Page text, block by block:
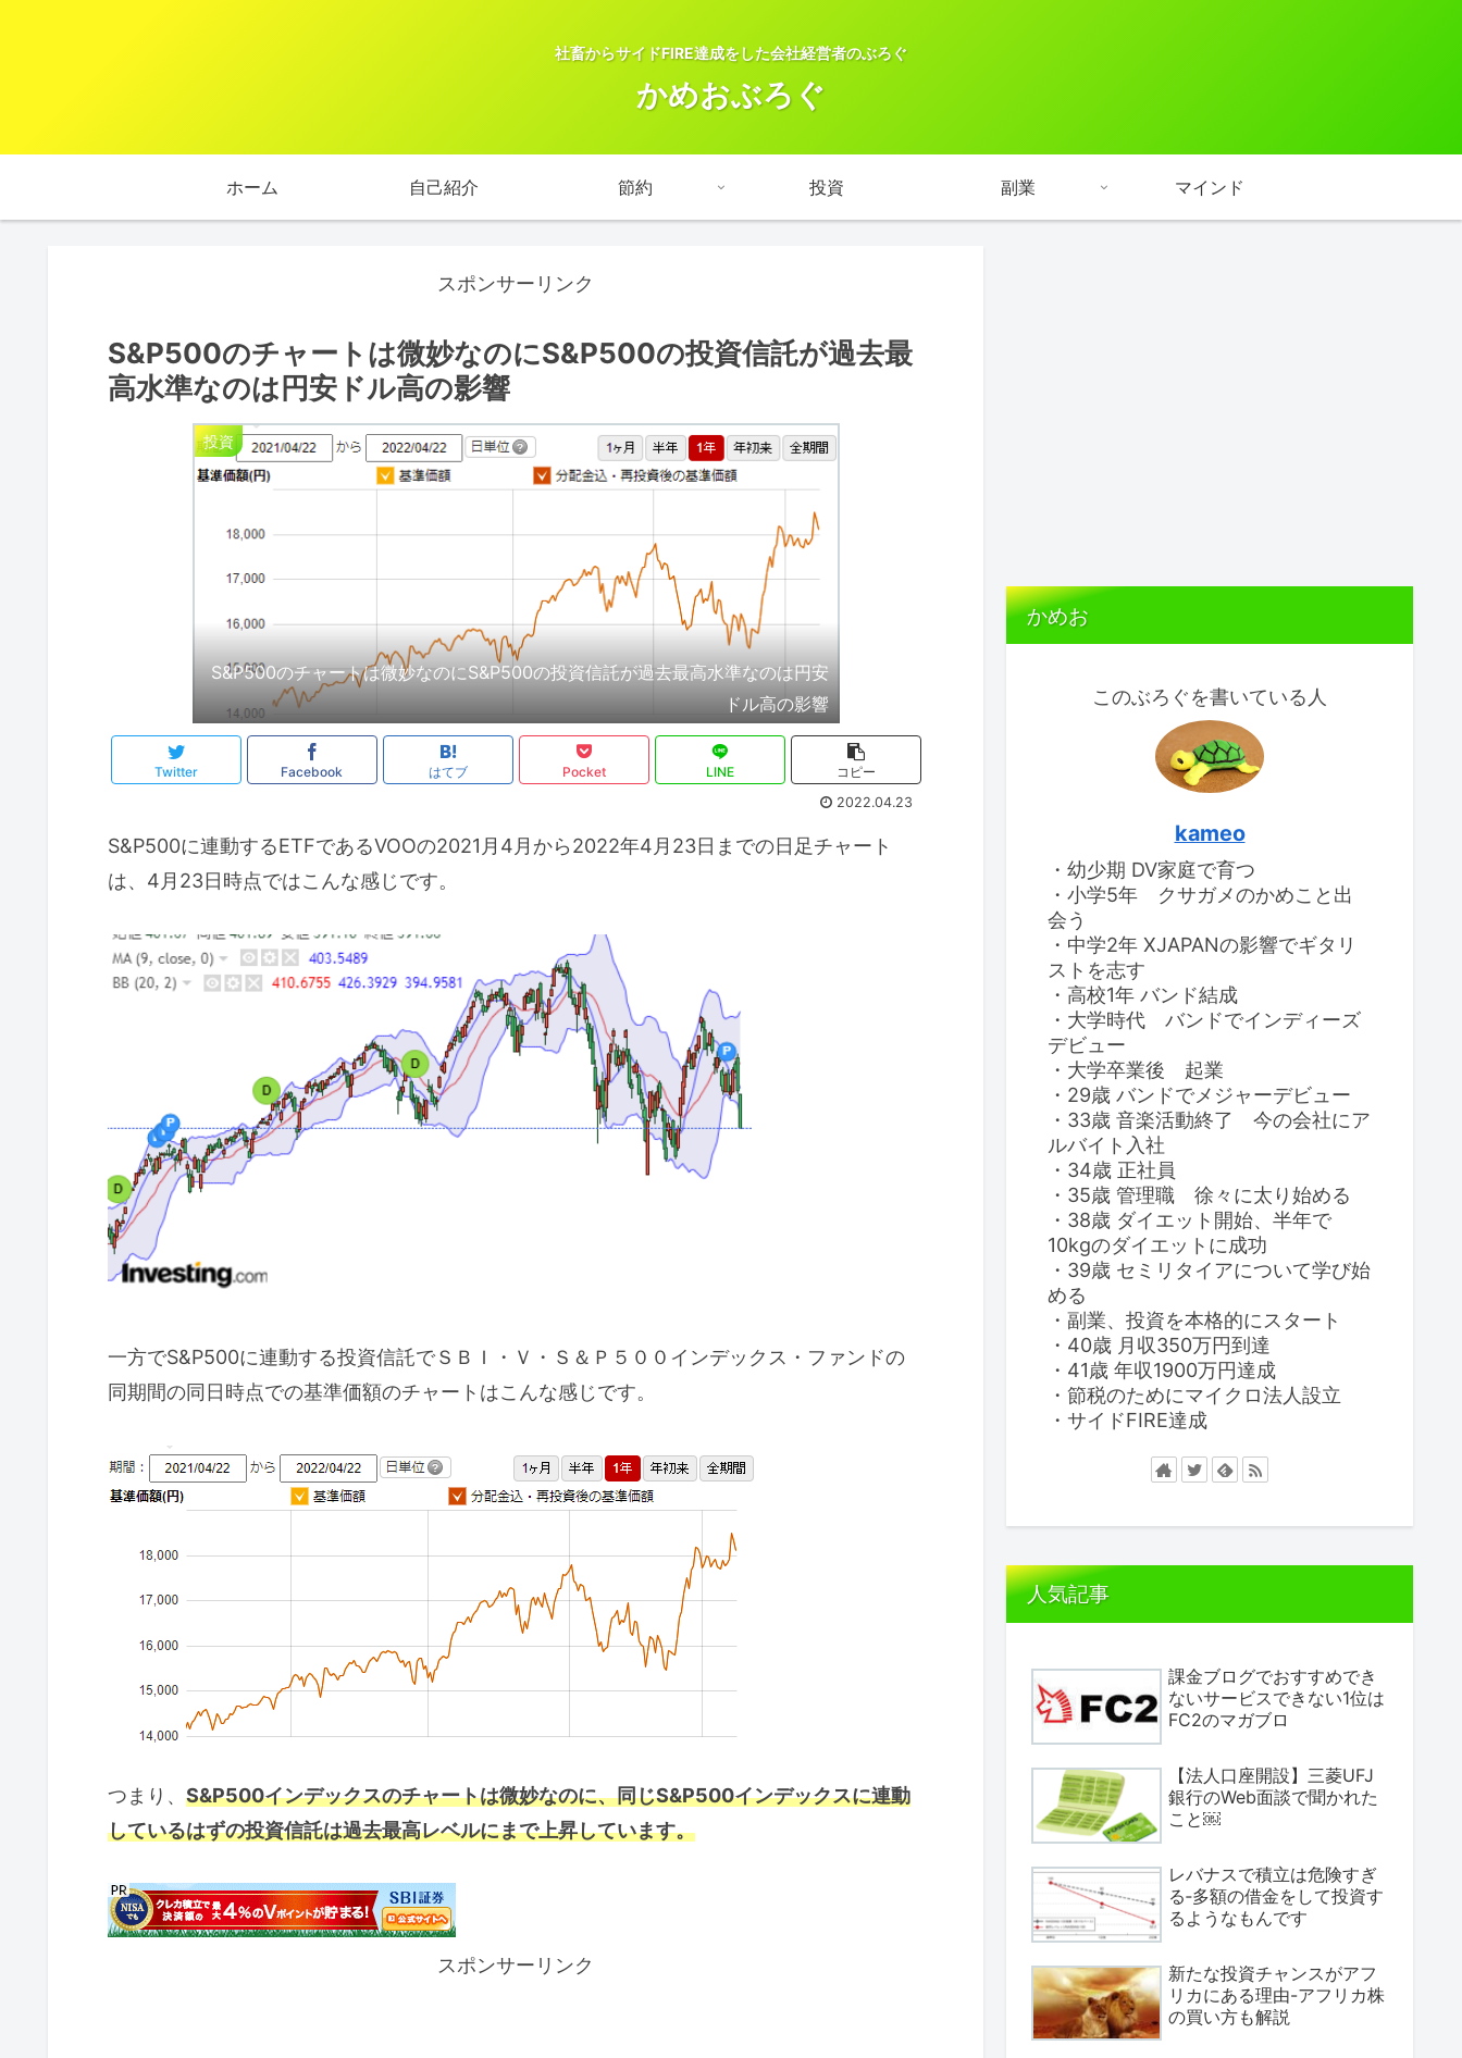
社畜からサイドFIRE達成をした会社経営者のぶろぐ
かめおぶろぐ
ホーム 自己紹介 節約 投資 副業 マインド
スポンサーリンク
S&P500のチャートは微妙なのにS&P500の投資信託が過去最
高水準なのは円安ドル高の影響
投資
S&P500のチャートは微妙なのにS&P500の投資信託が過去最高水準なのは円安
ドル高の影響
Twitter Facebook はてブ Pocket LINE
コピー
2022.04.23
S&P500に連動するETFであるVOOの2021月4月から2022年4月23日までの日足チャート
は、4月23日時点ではこんな感じです。
一方でS&P500に連動する投資信託でＳＢＩ・Ｖ・Ｓ＆Ｐ５００インデックス・ファンドの
同期間の同日時点での基準価額のチャートはこんな感じです。
つまり、 S&P500インデックスのチャートは微妙なのに、同じS&P500インデックスに連動
しているはずの投資信託は過去最高レベルにまで上昇しています。
スポンサーリンク
かめお
このぶろぐを書いている人
kameo
・幼少期 DV家庭で育つ
・小学5年 クサガメのかめこと出
会う
・中学2年 XJAPANの影響でギタリ
ストを志す
・高校1年 バンド結成
・大学時代 バンドでインディーズ
デビュー
・大学卒業後 起業
・29歳 バンドでメジャーデビュー
・33歳 音楽活動終了 今の会社にア
ルバイト入社
・34歳 正社員
・35歳 管理職 徐々に太り始める
・38歳 ダイエット開始、半年で
10kgのダイエットに成功
・39歳 セミリタイアについて学び始
める
・副業、投資を本格的にスタート
・40歳 月収350万円到達
・41歳 年収1900万円達成
・節税のためにマイクロ法人設立
・サイドFIRE達成
人気記事
課金ブログでおすすめでき
ないサービスできない1位は
FC2のマガブロ
【法人口座開設】三菱UFJ
銀行のWeb面談で聞かれた
こと￼
レバナスで積立は危険すぎ
る‐多額の借金をして投資す
るようなもんです
新たな投資チャンスがアフ
リカにある理由-アフリカ株
の買い方も解説